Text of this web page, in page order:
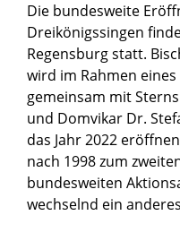
Die bundesweite
Dreikönigssingen
Regensburg statt.
wird im Rahmen
gemeinsam mit
und Domvikar Dr.
das Jahr 2022
nach 1998 zum
bundesweiten
wechselnd ein